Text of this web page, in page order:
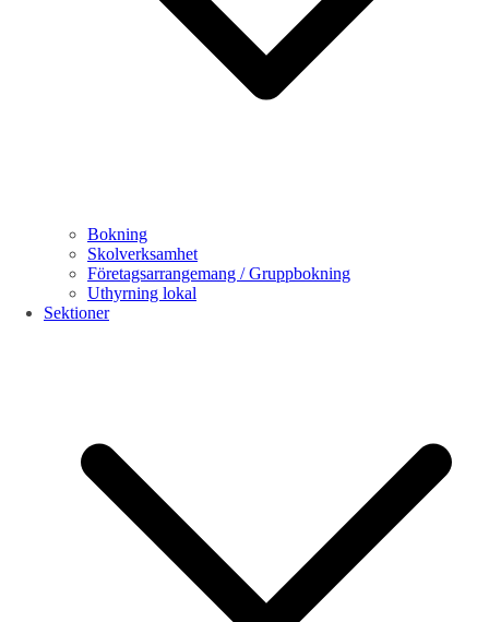
Bokning
Skolverksamhet
Företagsarrangemang / Gruppbokning
Uthyrning lokal
Sektioner